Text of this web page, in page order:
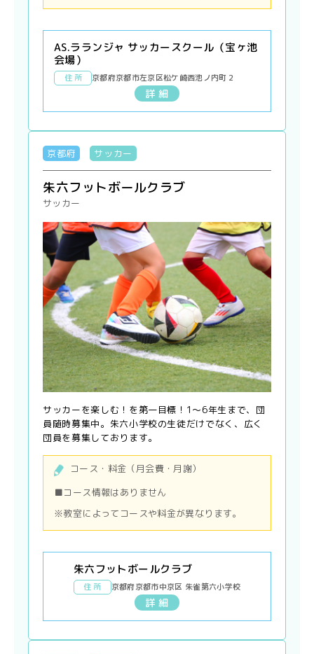
AS.ラランジャ サッカースクール（宝ヶ池
会場）
住 所 京都府京都市左京区松ケ崎西池ノ内町２
詳 細
京都府 サッカー
朱六フットボールクラブ
サッカー
サッカーを楽しむ！を第一目標！1〜6年生まで、団
員随時募集中。朱六小学校の生徒だけでなく、広く
団員を募集しております。
コース・料金（月会費・月謝）
■コース情報はありません
※教室によってコースや料金が異なります。
朱六フットボールクラブ
住 所 京都府京都市中京区 朱雀第六小学校
詳 細